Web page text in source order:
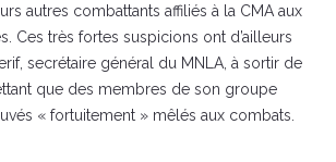
autres combattants affiliés à la CMA aux
Ces très fortes suspicions ont d’ailleurs
secrétaire général du MNLA, à sortir de
que des membres de son groupe
« fortuitement » mêlés aux combats.